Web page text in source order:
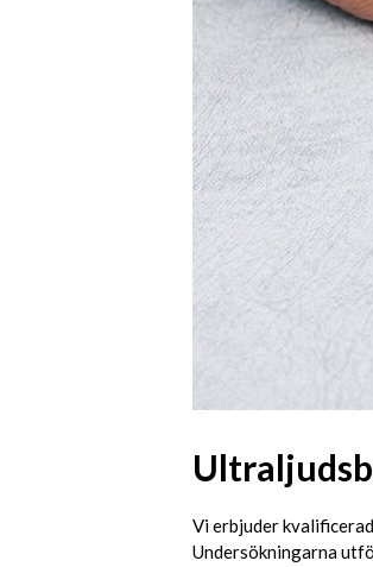
Vi erbjuder
Undersökningarna